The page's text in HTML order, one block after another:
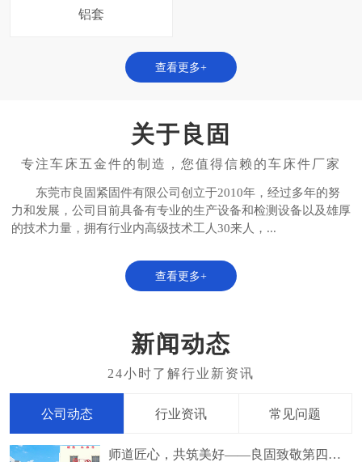
铝套
查看更多+
关于良固
东莞市良固紧固件有限公司创立于2010年，经过多年的努
力和发展，公司目前具备有专业的生产设备和检测设备以及雄厚
的技术力量，拥有行业内高级技术工人30来人，...
查看更多+
新闻动态
公司动态 行业资讯 常见问题
师道匠心，共筑美好——良固致敬第四十个教师节有感